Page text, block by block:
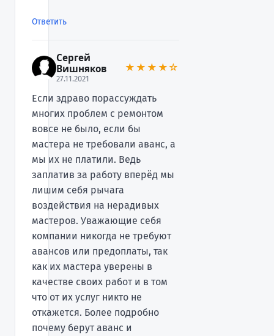
Ответить
Сергей
Вишняков
27.11.2021
★★★★☆
Если здраво порассуждать
многих проблем с ремонтом
вовсе не было, если бы
мастера не требовали аванс, а
мы их не платили. Ведь
заплатив за работу вперёд мы
лишим себя рычага
воздействия на нерадивых
мастеров. Уважающие себя
компании никогда не требуют
авансов или предоплаты, так
как их мастера уверены в
качестве своих работ и в том
что от их услуг никто не
откажется. Более подробно
почему берут аванс и